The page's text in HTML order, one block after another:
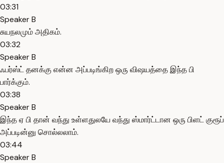
03:31
Speaker B
சுயநலமும் அதிகம்.
03:32
Speaker B
ஃபர்ஸ்ட் தனக்கு என்ன அப்படிங்கிற ஒரு விஷயத்தை இந்த பி
பார்க்கும்.
03:38
Speaker B
இந்த ஏ பி தான் வந்து உள்ளதுலயே வந்து ஸ்மார்ட்டான ஒரு பிளட் குரூப்
அப்படின்னு சொல்லலாம்.
03:44
Speaker B